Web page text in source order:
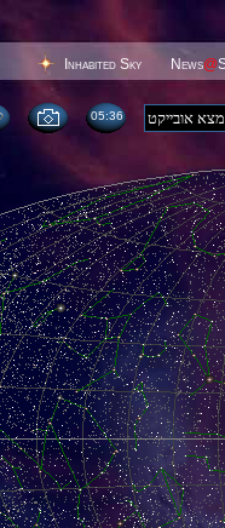
Inhabited Sky News@
05 36